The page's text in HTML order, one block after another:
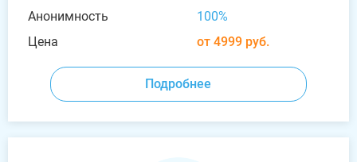
Анонимность
100%
Цена
от 4999 руб.
Подробнее